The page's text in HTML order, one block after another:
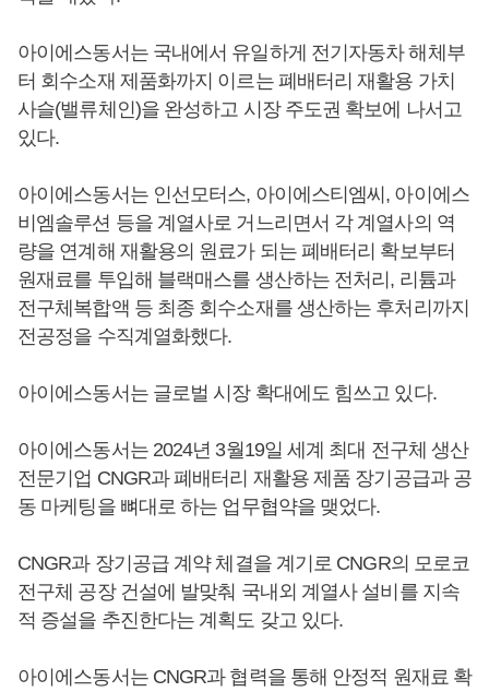
아이에스동서는 국내에서 유일하게 전기자동차 해체부
터 회수소재 제품화까지 이르는 폐배터리 재활용 가치
사슬(밸류체인)을 완성하고 시장 주도권 확보에 나서고
있다.
아이에스동서는 인선모터스, 아이에스티엠씨, 아이에스
비엠솔루션 등을 계열사로 거느리면서 각 계열사의 역
량을 연계해 재활용의 원료가 되는 폐배터리 확보부터
원재료를 투입해 블랙매스를 생산하는 전처리, 리튬과
전구체복합액 등 최종 회수소재를 생산하는 후처리까지
전공정을 수직계열화했다.
아이에스동서는 글로벌 시장 확대에도 힘쓰고 있다.
아이에스동서는 2024년 3월19일 세계 최대 전구체 생산
전문기업 CNGR과 폐배터리 재활용 제품 장기공급과 공
동 마케팅을 뼈대로 하는 업무협약을 맺었다.
CNGR과 장기공급 계약 체결을 계기로 CNGR의 모로코
전구체 공장 건설에 발맞춰 국내외 계열사 설비를 지속
적 증설을 추진한다는 계획도 갖고 있다.
아이에스동서는 CNGR과 협력을 통해 안정적 원재료 확